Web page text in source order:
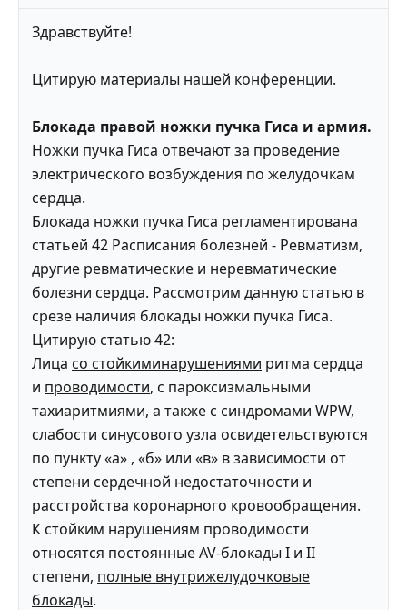
Здравствуйте!
Цитирую материалы нашей конференции.
Блокада правой ножки пучка Гиса и армия.
Ножки пучка Гиса отвечают за проведение
электрического возбуждения по желудочкам
сердца.
Блокада ножки пучка Гиса регламентирована
статьей 42 Расписания болезней - Ревматизм,
другие ревматические и неревматические
болезни сердца. Рассмотрим данную статью в
срезе наличия блокады ножки пучка Гиса.
Цитирую статью 42:
Лица со стойкиминарушениями ритма сердца
и проводимости, с пароксизмальными
тахиаритмиями, а также с синдромами WPW,
слабости синусового узла освидетельствуются
по пункту «а» , «б» или «в» в зависимости от
степени сердечной недостаточности и
расстройства коронарного кровообращения.
К стойким нарушениям проводимости
относятся постоянные AV-блокады I и II
степени, полные внутрижелудочковые
блокады.